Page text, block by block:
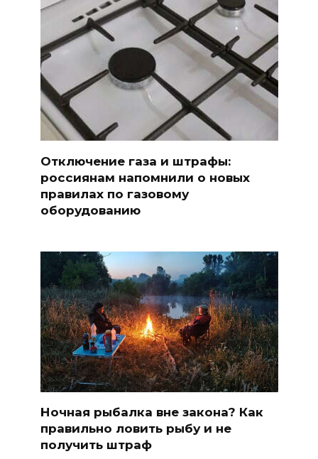
Отключение газа и штрафы:
россиянам напомнили о новых
правилах по газовому
оборудованию
Ночная рыбалка вне закона? Как
правильно ловить рыбу и не
получить штраф